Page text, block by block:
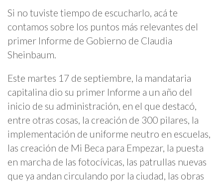
Si no tuviste tiempo de escucharlo, acá te
contamos sobre los puntos más relevantes del
primer Informe de Gobierno de Claudia
Sheinbaum.
Este martes 17 de septiembre, la mandataria
capitalina dio su primer Informe a un año del
inicio de su administración, en el que destacó,
entre otras cosas, la creación de 300 pilares, la
implementación de uniforme neutro en escuelas,
las creación de Mi Beca para Empezar, la puesta
en marcha de las fotocívicas, las patrullas nuevas
que ya andan circulando por la ciudad, las obras